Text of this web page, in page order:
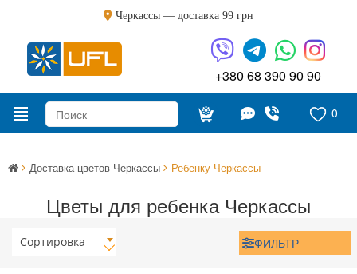
Черкассы — доставка 99 грн
+380 68 390 90 90
0
Доставка цветов Черкассы Ребенку Черкассы
Цветы для ребенка Черкассы
Сортировка ФИЛЬТР